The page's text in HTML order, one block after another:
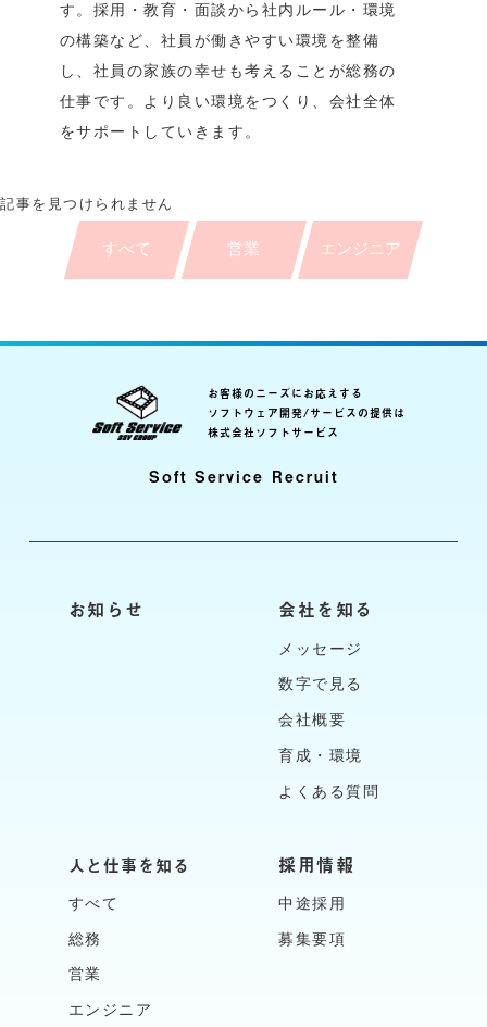
す。採用・教育・面談から社内ルール・環境
の構築など、社員が働きやすい環境を整備
し、社員の家族の幸せも考えることが総務の
仕事です。より良い環境をつくり、会社全体
をサポートしていきます。
記事を見つけられません
すべて 営業 エンジニア
お客様のニーズにお応えする
ソフトウェア開発/サービスの提供は
株式会社ソフトサービス
Soft Service Recruit
お知らせ 会社を知る
メッセージ
数字で見る
会社概要
育成・環境
よくある質問
人と仕事を知る
すべて
総務
営業
エンジニア
採用情報
中途採用
募集要項